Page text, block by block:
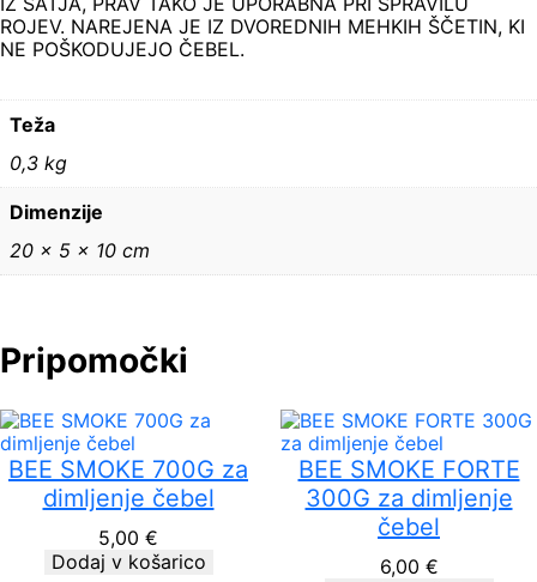
ROJEV. NAREJENA JE IZ DVOREDNIH MEHKIH ŠČETIN, KI
NE POŠKODUJEJO ČEBEL.
Teža
0,3 kg
Dimenzije
20 × 5 × 10 cm
Pripomočki
BEE SMOKE 700G za
dimljenje čebel
5,00 €
Dodaj v košarico
BEE SMOKE FORTE
300G za dimljenje
čebel
6,00 €